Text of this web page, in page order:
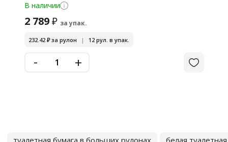
В наличии
2 789₽ за упак.
232.42 ₽за рулон | 12 рул. в упак.
- +
туалетная бумага в больших рулонах белая